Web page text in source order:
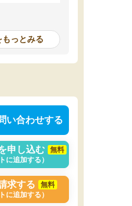
自分以外の人がどのくらい同
いるのかが分からず、その点
もっとみる
い合わせする
申し込む
無料
に追加する）
求する
無料
に追加する）